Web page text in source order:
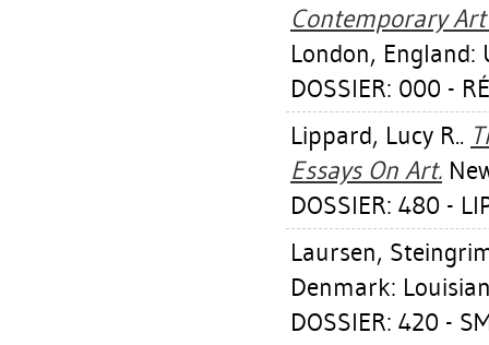
Contemporary
London, England:
DOSSIER: 000 -
Lippard, Lucy R..
Essays On Art.
DOSSIER: 480 -
Laursen,
Denmark:
DOSSIER: 420 -